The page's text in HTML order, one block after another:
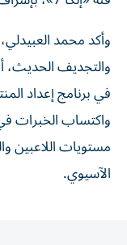
وأكد محمد العبيدلي،
والتجديف الحديث،
في برنامج إعداد
واكتساب الخبرات
مستويات اللاعبين
الآسيوي.